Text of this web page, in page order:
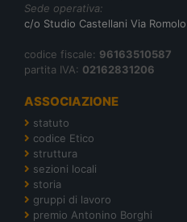
Sede operativa:
c/o Studio Castellani Via
codice fiscale: 96163510587
partita IVA: 02162831206
ASSOCIAZIONE
statuto
codice Etico
struttura
sezioni locali
storia
gruppi di lavoro
premio Antonino Borghi